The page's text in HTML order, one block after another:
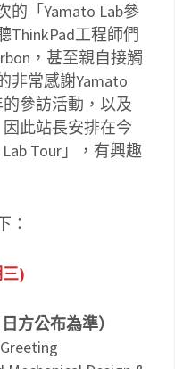
的「Yamato Lab參
ThinkPad工程師們
，甚至親自接觸
非常感謝Yamato
參訪活動，以及
此站長安排在今
Tour」，有興趣
：
)
方公布為準）